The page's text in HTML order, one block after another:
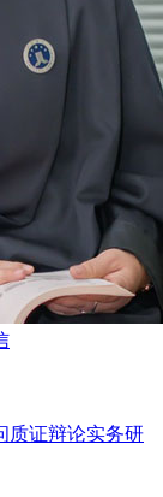
质证辩论实务研